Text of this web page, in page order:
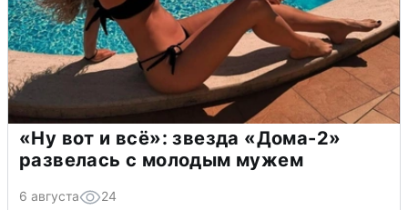
«Ну вот и всё»: звезда «Дома-2»
развелась с молодым мужем
6 августа 24